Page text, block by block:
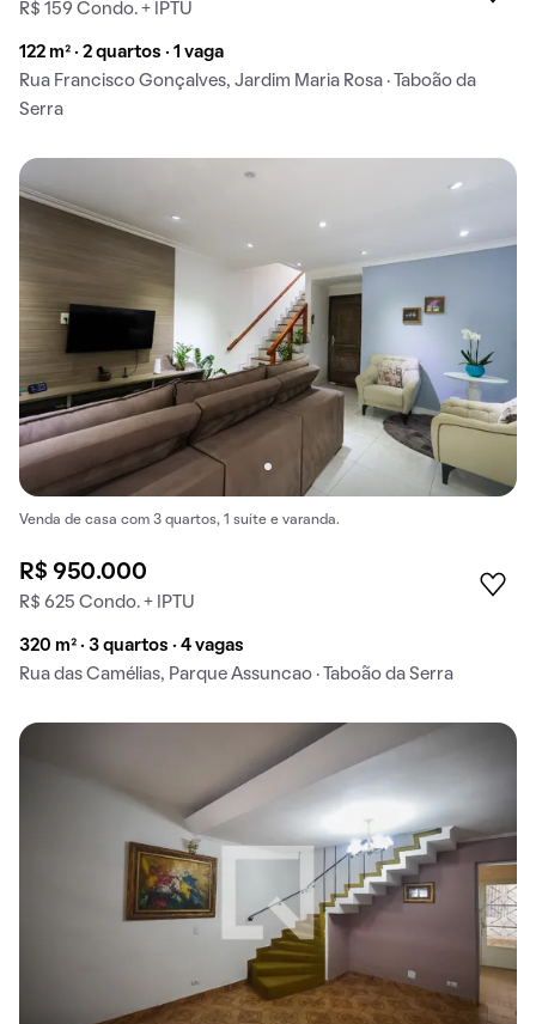
R$ 159 Condo. + IPTU
122 m² · 2 quartos · 1 vaga
Rua Francisco Gonçalves, Jardim Maria Rosa · Taboão da
Serra
Venda de casa com 3 quartos, 1 suíte e varanda.
R$ 950.000
R$ 625 Condo. + IPTU
320 m² · 3 quartos · 4 vagas
Rua das Camélias, Parque Assuncao · Taboão da Serra